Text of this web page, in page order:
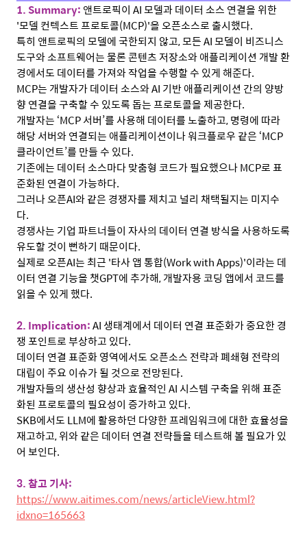
1. Summary: 앤트로픽이 AI모델과 데이터 소스 연결을 위한
'모델 컨텍스트 프로토콜(MCP)'을 오픈소스로 출시했다.
특히 앤트로픽의 모델에 국한되지 않고,모든AI모델이 비즈니스
도구와 소프트웨어는 물론 콘텐츠 저장소와 애플리케이션 개발 환
경에서도 데이터를 가져와 작업을 수행할 수 있게 해준다.
MCP는 개발자가 데이터 소스와AI 기반 애플리케이션 간의 양방
향 연결을 구축할 수 있도록 돕는 프로토콜을 제공한다.
개발자는 ‘MCP서버’를 사용해 데이터를 노출하고,명령에 따라
해당 서버와 연결되는 애플리케이션이나 워크플로우 같은 ‘MCP
클라이언트’를 만들 수 있다.
기존에는 데이터 소스마다 맞춤형 코드가 필요했으나MCP로 표
준화된 연결이 가능하다.
그러나 오픈AI와 같은 경쟁자를 제치고 널리 채택될지는 미지수
다.
경쟁사는 기업 파트너들이 자사의 데이터 연결 방식을 사용하도록
유도할 것이 뻔하기 때문이다.
실제로 오픈AI는 최근 '타사 앱 통합(Work with Apps)'이라는 데
이터 연결 기능을 챗GPT에 추가해,개발자용 코딩 앱에서 코드를
읽을 수 있게 했다.
2. Implication:AI 생태계에서 데이터 연결 표준화가 중요한 경
쟁 포인트로 부상하고 있다.
데이터 연결 표준화 영역에서도 오픈소스 전략과 폐쇄형 전략의
대립이 주요 이슈가 될 것으로 전망된다.
개발자들의 생산성 향상과 효율적인 AI 시스템 구축을 위해 표준
화된 프로토콜의 필요성이 증가하고 있다.
SKB에서도 LLM에 활용하던 다양한 프레임워크에 대한 효율성을
재고하고,위와 같은 데이터 연결 전략들을 테스트해 볼 필요가 있
어 보인다.
3.참고 기사:
https://www.aitimes.com/news/articleView.html?
idxno=165663